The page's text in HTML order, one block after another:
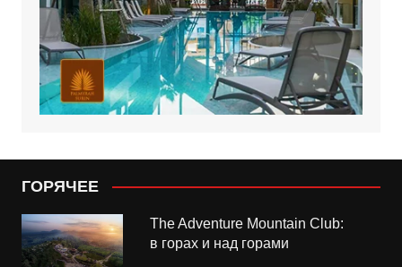
ГОРЯЧЕЕ
The Adventure Mountain Club:
в горах и над горами